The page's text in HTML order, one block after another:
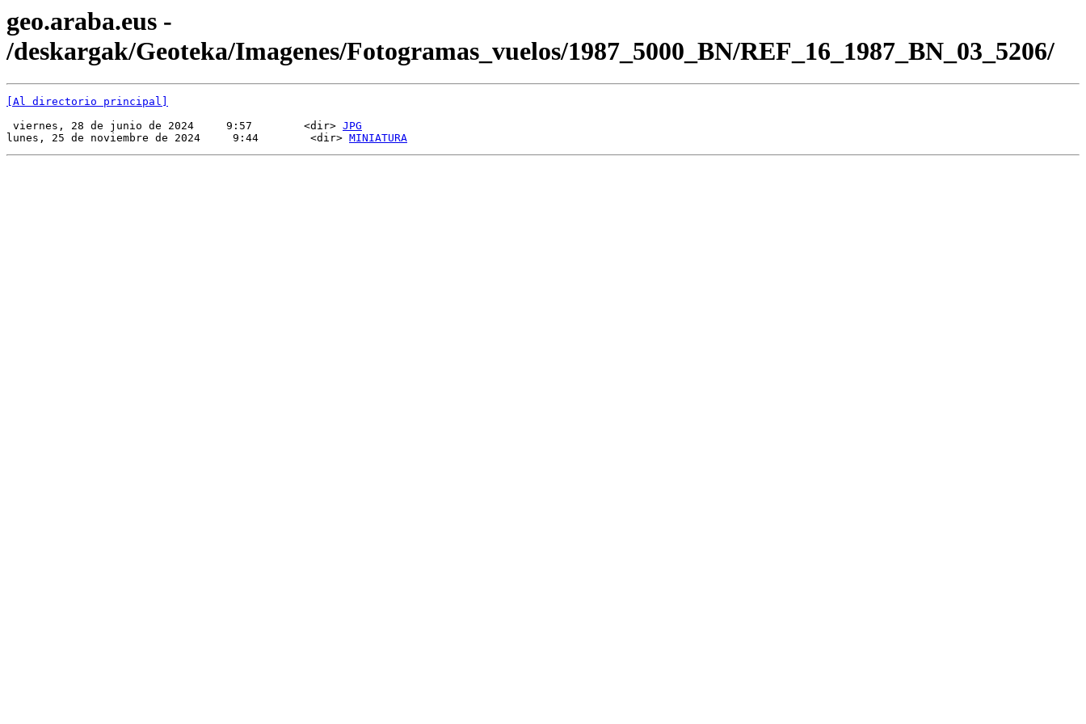
geo.araba.eus -
/deskargak/Geoteka/Imagenes/Fotogramas_vuelos/1987_5000_BN/REF_16_1987_BN_03_5206/
[Al directorio principal]
viernes, 28 de junio de 2024     9:57        <dir> JPG
lunes, 25 de noviembre de 2024     9:44        <dir> MINIATURA